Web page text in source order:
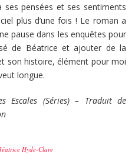
pensées et ses sentiments
plus d’une fois ! Le roman a
pause dans les enquêtes pour
de Béatrice et ajouter de la
son histoire, élément pour moi
longue.
Escales (Séries) – Traduit de
Hyde-Clare